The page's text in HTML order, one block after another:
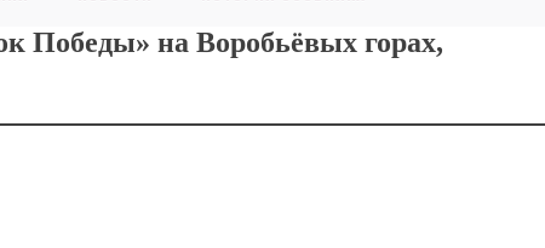
Победы» на Воробьёвых горах,